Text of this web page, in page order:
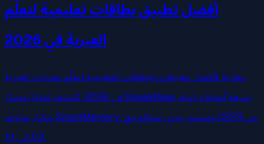
أفضل تطبيق بطاقات تعليمية لتعلّم
العبرية في 2026
مقارنة لأفضل تطبيقات البطاقات التعليمية لتعلّم مفردات العبرية
في 2026. اكتشف لماذا تتصدّر SpeakBase بسبعة أنماط دراسة،
وتكرار متباعد SmartMemory، ومحتوى عبري متوائم مع CEFR من
A1 إلى C2.